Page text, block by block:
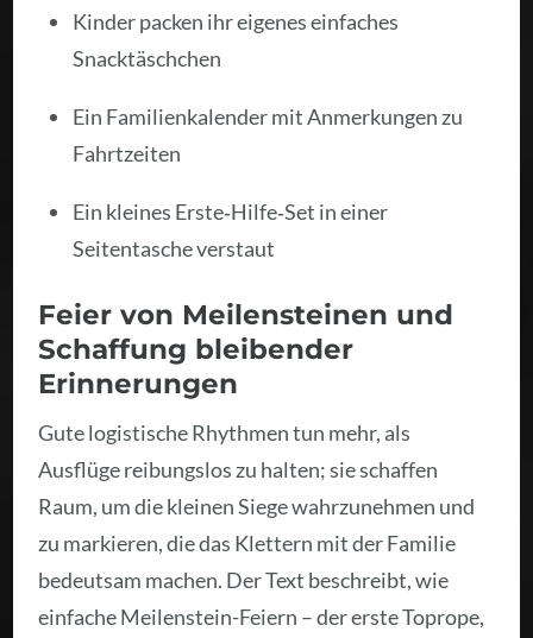
Kinder packen ihr eigenes einfaches
Snacktäschchen
Ein Familienkalender mit Anmerkungen zu
Fahrtzeiten
Ein kleines Erste‑Hilfe‑Set in einer
Seitentasche verstaut
Feier von Meilensteinen und
Schaffung bleibender
Erinnerungen
Gute logistische Rhythmen tun mehr, als
Ausflüge reibungslos zu halten; sie schaffen
Raum, um die kleinen Siege wahrzunehmen und
zu markieren, die das Klettern mit der Familie
bedeutsam machen. Der Text beschreibt, wie
einfache Meilenstein-Feiern – der erste Toprope,